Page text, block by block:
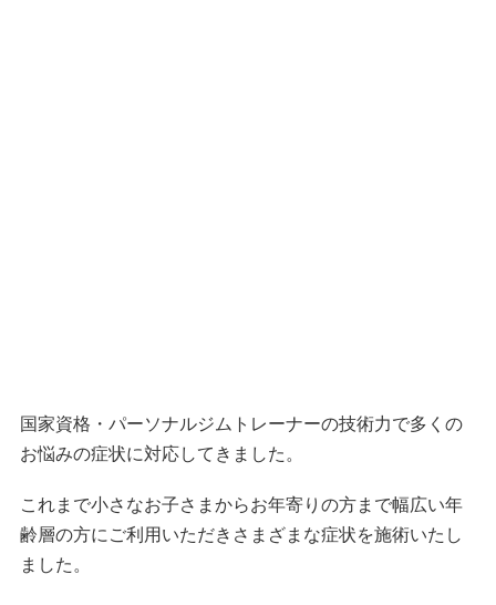
国家資格・パーソナルジムトレーナーの技術力で多くの
お悩みの症状に対応してきました。
これまで小さなお子さまからお年寄りの方まで幅広い年
齢層の方にご利用いただきさまざまな症状を施術いたし
ました。